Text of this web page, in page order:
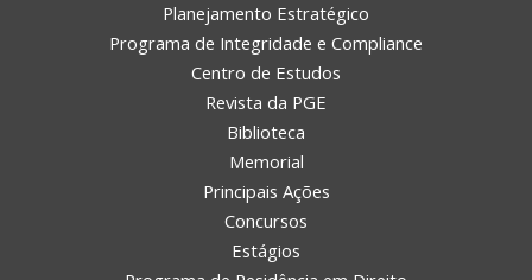
Planejamento Estratégico
Programa de Integridade e Compliance
Centro de Estudos
Revista da PGE
Biblioteca
Memorial
Principais Ações
Concursos
Estágios